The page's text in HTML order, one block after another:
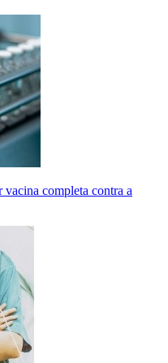
completa contra a